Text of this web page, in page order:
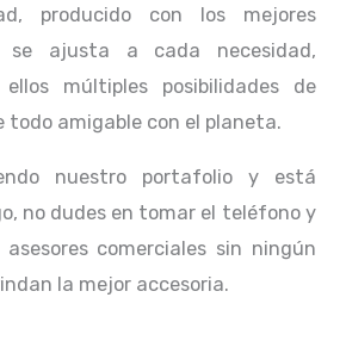
producido con los mejores
se ajusta a cada necesidad,
múltiples posibilidades de
todo amigable con el planeta.
nuestro portafolio y está
no dudes en tomar el teléfono y
comerciales sin ningún
la mejor accesoria.